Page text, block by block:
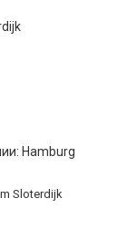
Hamburg
Sloterdijk